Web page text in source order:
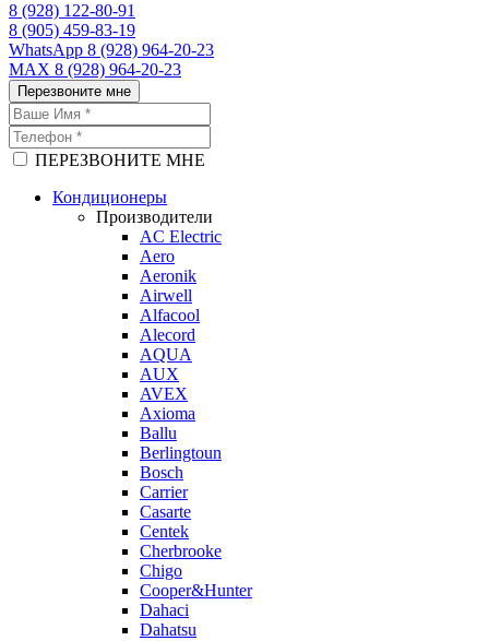
8 (928) 122-80-91
8 (905) 459-83-19
WhatsApp 8 (928) 964-20-23
MAX 8 (928) 964-20-23
Перезвоните мне
ПЕРЕЗВОНИТЕ МНЕ
Кондиционеры
Производители
AC Electric
Aero
Aeronik
Airwell
Alfacool
Alecord
AQUA
AUX
AVEX
Axioma
Ballu
Berlingtoun
Bosch
Carrier
Casarte
Centek
Cherbrooke
Chigo
Cooper&Hunter
Dahaci
Dahatsu